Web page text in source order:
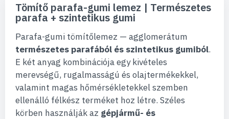
képgaléria
elejére
Tömítő parafa-gumi lemez | Természetes
parafa + szintetikus gumi
Parafa-gumi tömítőlemez — agglomerátum
természetes parafából és szintetikus gumiból.
E két anyag kombinációja egy kivételes
merevségű, rugalmasságú és olajtermékekkel,
valamint magas hőmérsékletekkel szemben
ellenálló félkész terméket hoz létre. Széles
körben használják az gépjármű- és